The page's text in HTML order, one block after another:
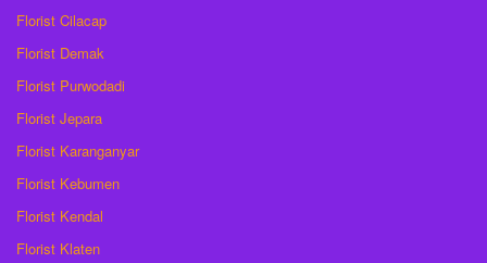
Florist Cilacap
Florist Demak
Florist Purwodadi
Florist Jepara
Florist Karanganyar
Florist Kebumen
Florist Kendal
Florist Klaten